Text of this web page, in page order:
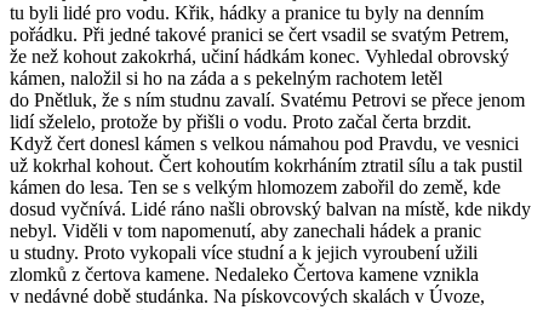
tu byli lidé pro vodu. Křik, hádky a pranice tu byly na denním
pořádku. Při jedné takové pranici se čert vsadil se svatým Petrem,
že než kohout zakokrhá, učiní hádkám konec. Vyhledal obrovský
kámen, naložil si ho na záda a s pekelným rachotem letěl
do Pnětluk, že s ním studnu zavalí. Svatému Petrovi se přece jenom
lidí sželelo, protože by přišli o vodu. Proto začal čerta brzdit.
Když čert donesl kámen s velkou námahou pod Pravdu, ve vesnici
už kokrhal kohout. Čert kohoutím kokrháním ztratil sílu a tak pustil
kámen do lesa. Ten se s velkým hlomozem zabořil do země, kde
dosud vyčnívá. Lidé ráno našli obrovský balvan na místě, kde nikdy
nebyl. Viděli v tom napomenutí, aby zanechali hádek a pranic
u studny. Proto vykopali více studní a k jejich vyroubení užili
zlomků z čertova kamene. Nedaleko Čertova kamene vznikla
v nedávné době studánka. Na pískovcových skalách v Úvoze,